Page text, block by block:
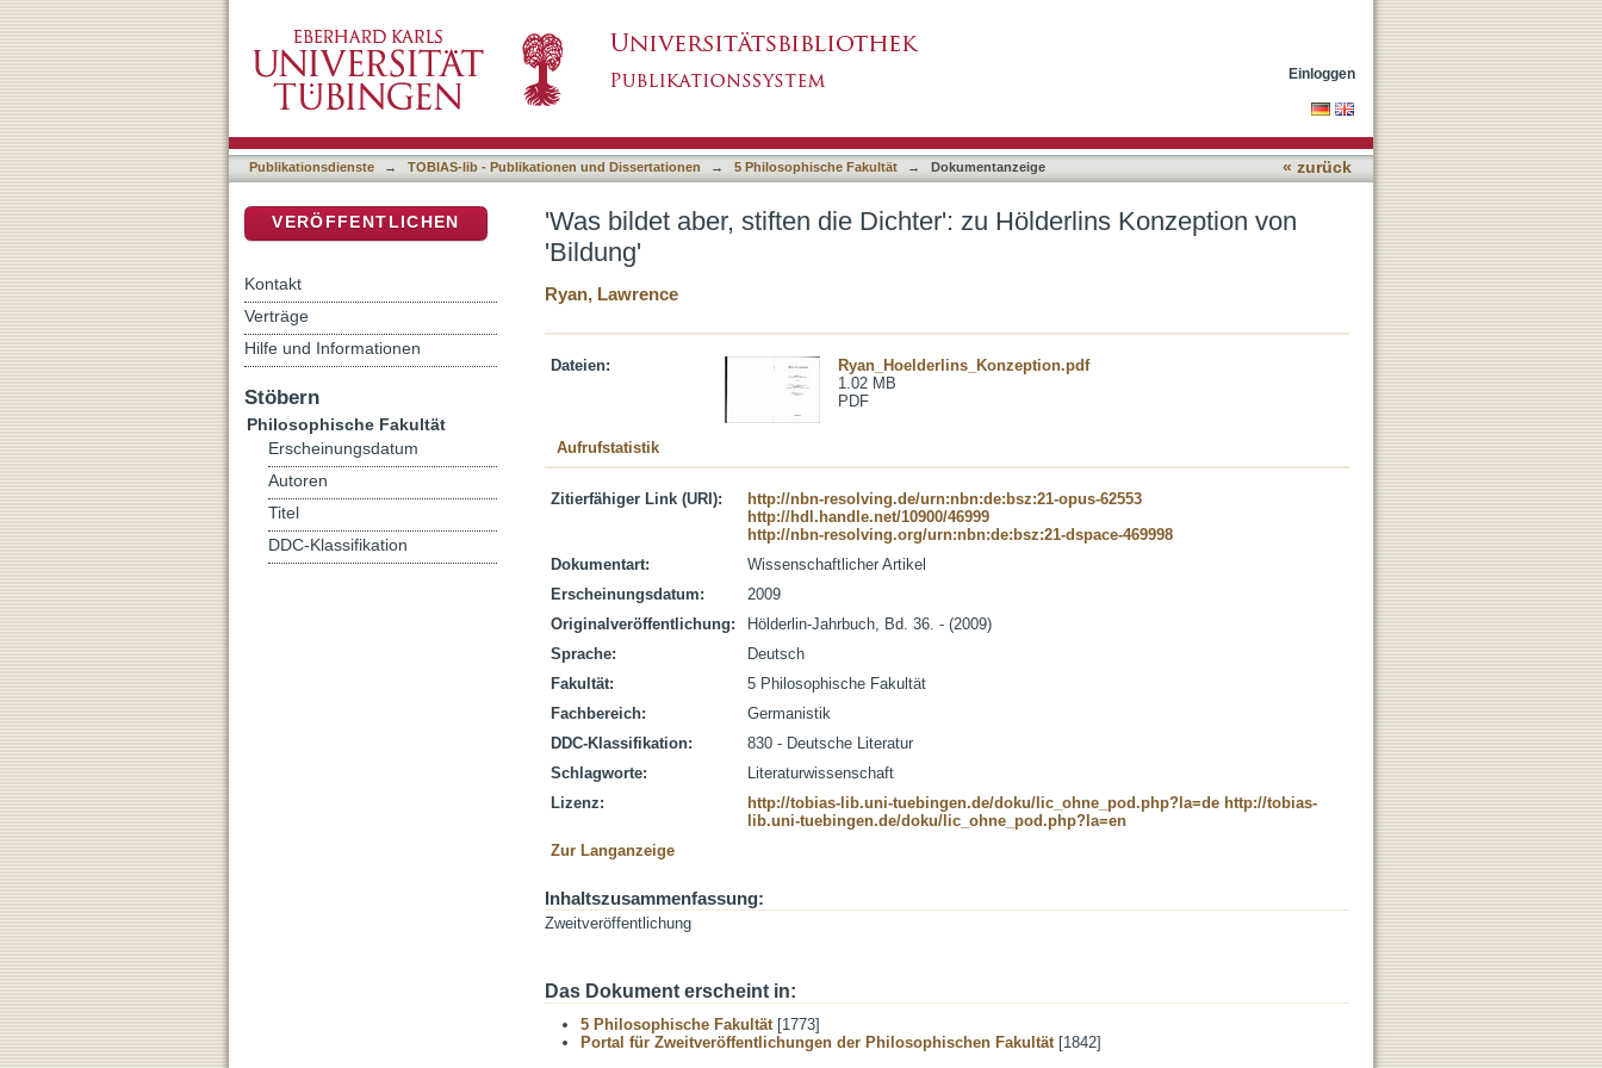
Einloggen
Publikationsdienste → TOBIAS-lib - Publikationen und Dissertationen → 5 Philosophische Fakultät → Dokumentanzeige « zurück
'Was bildet aber, stiften die Dichter': zu Hölderlins Konzeption von
'Bildung'
Ryan, Lawrence
Dateien:
Ryan_Hoelderlins_Konzeption.pdf
1.02 MB
PDF
Aufrufstatistik
Zitierfähiger Link (URI):
http://nbn-resolving.de/urn:nbn:de:bsz:21-opus-62553
http://hdl.handle.net/10900/46999
http://nbn-resolving.org/urn:nbn:de:bsz:21-dspace-469998
Dokumentart:
Wissenschaftlicher Artikel
Erscheinungsdatum:
2009
Originalveröffentlichung:
Hölderlin-Jahrbuch, Bd. 36. - (2009)
Sprache:
Deutsch
Fakultät:
5 Philosophische Fakultät
Fachbereich:
Germanistik
DDC-Klassifikation:
830 - Deutsche Literatur
Schlagworte:
Literaturwissenschaft
Lizenz:
http://tobias-lib.uni-tuebingen.de/doku/lic_ohne_pod.php?la=de http://tobias-
lib.uni-tuebingen.de/doku/lic_ohne_pod.php?la=en
Zur Langanzeige
Inhaltszusammenfassung:
Zweitveröffentlichung
Das Dokument erscheint in:
5 Philosophische Fakultät[1773]
Portal für Zweitveröffentlichungen der Philosophischen Fakultät[1842]
VERÖFFENTLICHEN
Kontakt
Verträge
Hilfe und Informationen
Stöbern
Philosophische Fakultät
Erscheinungsdatum
Autoren
Titel
DDC-Klassifikation